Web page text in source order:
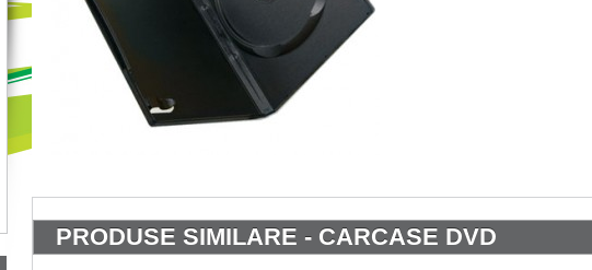
PRODUSE SIMILARE - CARCASE DVD